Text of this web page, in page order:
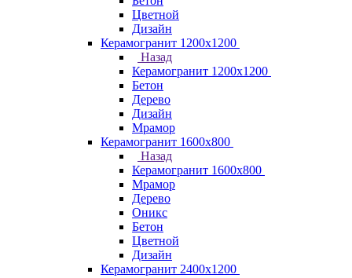
Цветной
Дизайн
Керамогранит 1200x1200
Назад
Керамогранит 1200x1200
Бетон
Дерево
Дизайн
Мрамор
Керамогранит 1600х800
Назад
Керамогранит 1600х800
Мрамор
Дерево
Оникс
Бетон
Цветной
Дизайн
Керамогранит 2400х1200